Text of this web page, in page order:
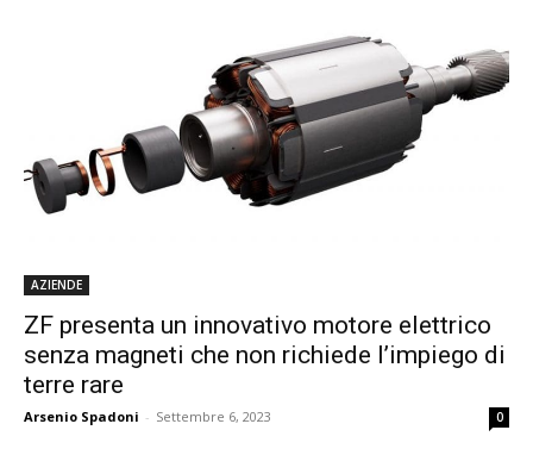
AZIENDE
ZF presenta un innovativo motore elettrico
senza magneti che non richiede l’impiego di
terre rare
Arsenio Spadoni - Settembre 6, 2023 0